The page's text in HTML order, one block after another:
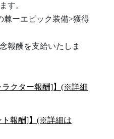
す。
棘ーエピック装備>獲得
報酬を支給いたしま
クター報酬]】(※詳細
報酬]】(※詳細は